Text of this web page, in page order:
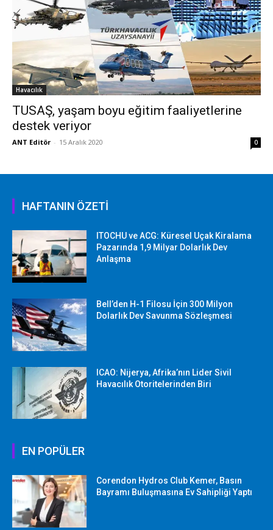
Havacılık
TUSAŞ, yaşam boyu eğitim faaliyetlerine
destek veriyor
ANT Editör - 15 Aralık 2020 0
HAFTANIN ÖZETİ
ITOCHU ve ACG: Küresel Uçak Kiralama
Pazarında 1,9 Milyar Dolarlık Dev
Anlaşma
Bell’den H-1 Filosu İçin 300 Milyon
Dolarlık Dev Savunma Sözleşmesi
ICAO: Nijerya, Afrika’nın Lider Sivil
Havacılık Otoritelerinden Biri
EN POPÜLER
Corendon Hydros Club Kemer, Basın
Bayramı Buluşmasına Ev Sahipliği Yaptı